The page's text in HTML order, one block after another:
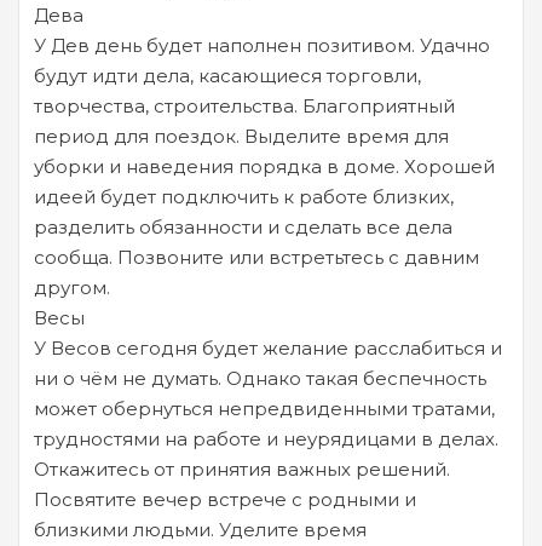
Дева
У Дев день будет наполнен позитивом. Удачно
будут идти дела, касающиеся торговли,
творчества, строительства. Благоприятный
период для поездок. Выделите время для
уборки и наведения порядка в доме. Хорошей
идеей будет подключить к работе близких,
разделить обязанности и сделать все дела
сообща. Позвоните или встретьтесь с давним
другом.
Весы
У Весов сегодня будет желание расслабиться и
ни о чём не думать. Однако такая беспечность
может обернуться непредвиденными тратами,
трудностями на работе и неурядицами в делах.
Откажитесь от принятия важных решений.
Посвятите вечер встрече с родными и
близкими людьми. Уделите время